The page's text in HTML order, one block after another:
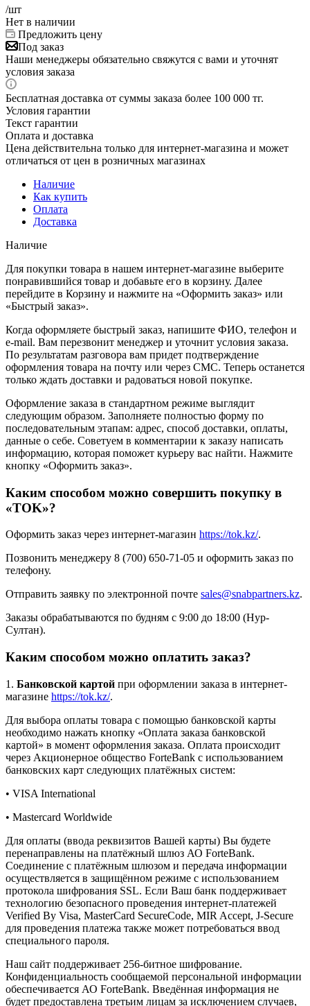
/шт
Нет в наличии
Предложить цену
Под заказ
Наши менеджеры обязательно свяжутся с вами и уточнят
условия заказа
Бесплатная доставка от суммы заказа более 100 000 тг.
Условия гарантии
Текст гарантии
Оплата и доставка
Цена действительна только для интернет-магазина и может
отличаться от цен в розничных магазинах
Наличие
Как купить
Оплата
Доставка
Наличие
Для покупки товара в нашем интернет-магазине выберите
понравившийся товар и добавьте его в корзину. Далее
перейдите в Корзину и нажмите на «Оформить заказ» или
«Быстрый заказ».
Когда оформляете быстрый заказ, напишите ФИО, телефон и
e-mail. Вам перезвонит менеджер и уточнит условия заказа.
По результатам разговора вам придет подтверждение
оформления товара на почту или через СМС. Теперь останется
только ждать доставки и радоваться новой покупке.
Оформление заказа в стандартном режиме выглядит
следующим образом. Заполняете полностью форму по
последовательным этапам: адрес, способ доставки, оплаты,
данные о себе. Советуем в комментарии к заказу написать
информацию, которая поможет курьеру вас найти. Нажмите
кнопку «Оформить заказ».
Каким способом можно совершить покупку в
«TOK»?
Оформить заказ через интернет-магазин https://tok.kz/.
Позвонить менеджеру 8 (700) 650-71-05 и оформить заказ по
телефону.
Отправить заявку по электронной почте sales@snabpartners.kz.
Заказы обрабатываются по будням с 9:00 до 18:00 (Нур-
Султан).
Каким способом можно оплатить заказ?
1. Банковской картой при оформлении заказа в интернет-
магазине https://tok.kz/.
Для выбора оплаты товара с помощью банковской карты
необходимо нажать кнопку «Оплата заказа банковской
картой» в момент оформления заказа. Оплата происходит
через Акционерное общество ForteBank с использованием
банковских карт следующих платёжных систем:
• VISA International
• Mastercard Worldwide
Для оплаты (ввода реквизитов Вашей карты) Вы будете
перенаправлены на платёжный шлюз АО ForteBank.
Соединение с платёжным шлюзом и передача информации
осуществляется в защищённом режиме с использованием
протокола шифрования SSL. Если Ваш банк поддерживает
технологию безопасного проведения интернет-платежей
Verified By Visa, MasterCard SecureCode, MIR Accept, J-Secure
для проведения платежа также может потребоваться ввод
специального пароля.
Наш сайт поддерживает 256-битное шифрование.
Конфиденциальность сообщаемой персональной информации
обеспечивается АО ForteBank. Введённая информация не
будет предоставлена третьим лицам за исключением случаев,